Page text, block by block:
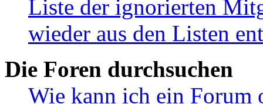
Liste der ignorierten
wieder aus den Listen
Die Foren durchsuchen
Wie kann ich ein Forum